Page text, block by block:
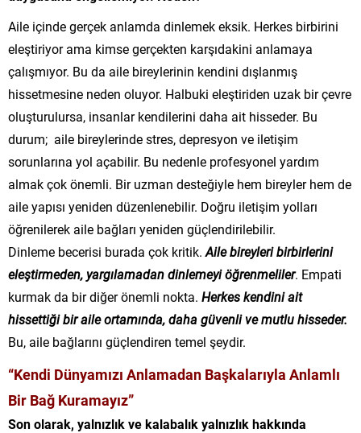
Aile içinde gerçek anlamda dinlemek eksik. Herkes birbirini
eleştiriyor ama kimse gerçekten karşıdakini anlamaya
çalışmıyor. Bu da aile bireylerinin kendini dışlanmış
hissetmesine neden oluyor. Halbuki eleştiriden uzak bir çevre
oluşturulursa, insanlar kendilerini daha ait hisseder. Bu
durum; aile bireylerinde stres, depresyon ve iletişim
sorunlarına yol açabilir. Bu nedenle profesyonel yardım
almak çok önemli. Bir uzman desteğiyle hem bireyler hem de
aile yapısı yeniden düzenlenebilir. Doğru iletişim yolları
öğrenilerek aile bağları yeniden güçlendirilebilir.
Dinleme becerisi burada çok kritik.Aile bireyleri birbirlerini
eleştirmeden, yargılamadan dinlemeyi öğrenmeliler. Empati
kurmak da bir diğer önemli nokta. Herkes kendini ait
hissettiği bir aile ortamında, daha güvenli ve mutlu hisseder.
Bu, aile bağlarını güçlendiren temel şeydir.
“Kendi Dünyamızı Anlamadan Başkalarıyla Anlamlı
Bir Bağ Kuramayız”
Son olarak, yalnızlık ve kalabalık yalnızlık hakkında